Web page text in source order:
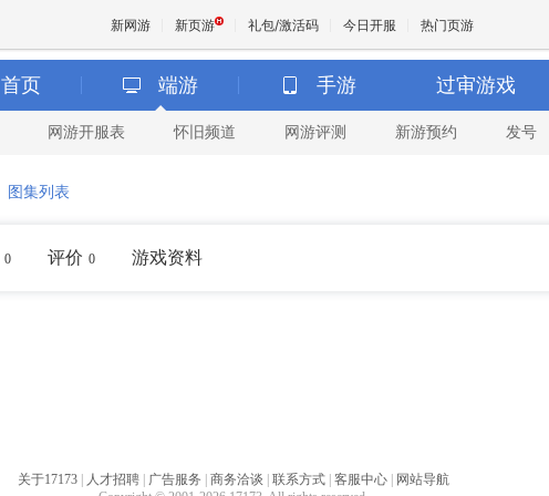
新网游 新页游 礼包/激活码 今日开服 热门页游
魔兽 DNF
首页 端游 手游 过审游戏
网游开服表 怀旧频道 网游评测 新游预约 发号
图集列表
0 评价 0 游戏资料
关于17173 人才招聘 广告服务 商务洽谈 联系方式 客服中心
网站导航